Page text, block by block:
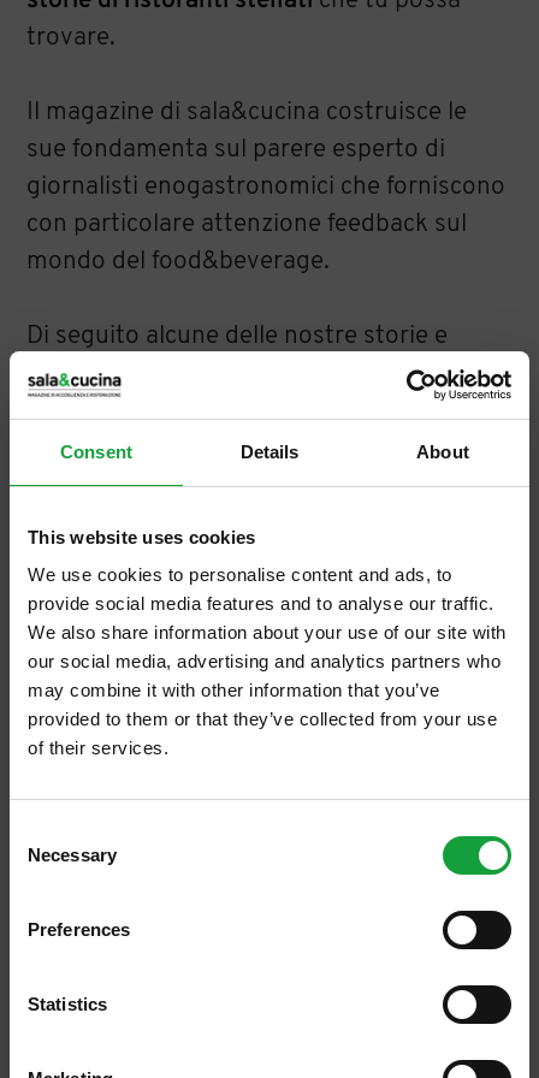
Consent Details About
This website uses cookies
We use cookies to personalise content and ads, to
provide social media features and to analyse our traffic.
We also share information about your use of our site with
our social media, advertising and analytics partners who
may combine it with other information that you’ve
provided to them or that they’ve collected from your use
of their services.
Selection
Necessary
Preferences
Statistics
trovare.
Il magazine di sala&cucina costruisce le
sue fondamenta sul parere esperto di
giornalisti enogastronomici che forniscono
con particolare attenzione feedback sul
mondo del food&beverage.
Di seguito alcune delle nostre storie e
recensioni di alcuni dei migliori ristoranti e
Di seguito tutti i contenuti taggati con:
IL CIBO RACCONTATO, IL CIBO
ISCRIVITI ALLA NEWSLETTER
Resta aggiornato su tutte le ultime novita nel campo